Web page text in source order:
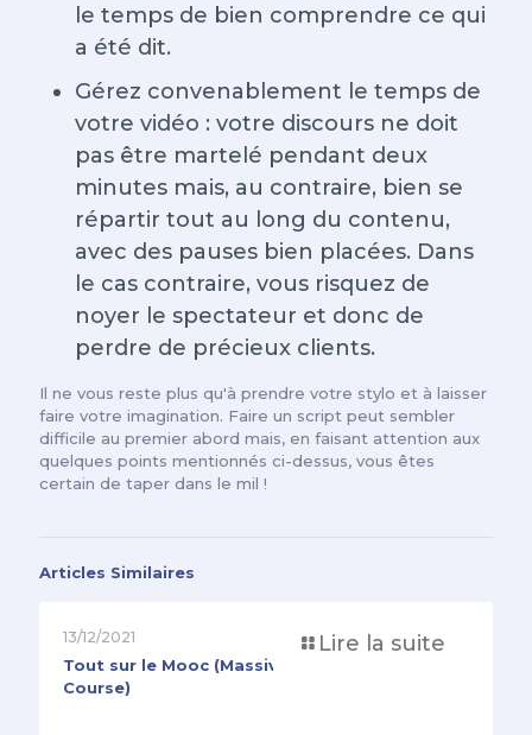
le temps de bien comprendre ce qui
a été dit.
Gérez convenablement le temps de
votre vidéo : votre discours ne doit
pas être martelé pendant deux
minutes mais, au contraire, bien se
répartir tout au long du contenu,
avec des pauses bien placées. Dans
le cas contraire, vous risquez de
noyer le spectateur et donc de
perdre de précieux clients.
Il ne vous reste plus qu'à prendre votre stylo et à laisser
faire votre imagination. Faire un script peut sembler
difficile au premier abord mais, en faisant attention aux
quelques points mentionnés ci-dessus, vous êtes
certain de taper dans le mil !
Articles Similaires
13/12/2021
Tout sur le Mooc (Massive Open Online
Course)
Lire la suite